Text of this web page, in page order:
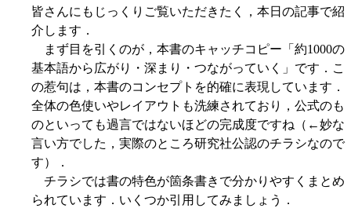
皆さんにもじっくりご覧いただきたく，本日の記事で紹
介します．
まず目を引くのが，本書のキャッチコピー「約1000の
基本語から広がり・深まり・つながっていく」です．こ
の惹句は，本書のコンセプトを的確に表現しています．
全体の色使いやレイアウトも洗練されており，公式のも
のといっても過言ではないほどの完成度ですね（←妙な
言い方でした，実際のところ研究社公認のチラシなので
す）．
チラシでは書の特色が箇条書きで分かりやすくまとめ
られています．いくつか引用してみましょう．